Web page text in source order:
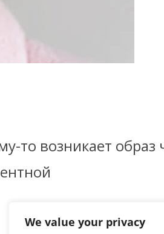
We value your privacy
то возникает образ